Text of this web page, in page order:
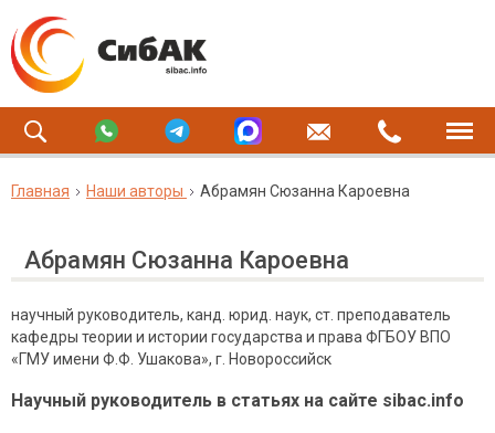
Главная Наши авторы Абрамян Сюзанна Кароевна
Абрамян Сюзанна Кароевна
научный руководитель, канд. юрид. наук, ст. преподаватель
кафедры теории и истории государства и права ФГБОУ ВПО
«ГМУ имени Ф.Ф. Ушакова», г. Новороссийск
Научный руководитель в статьях на сайте sibac.info